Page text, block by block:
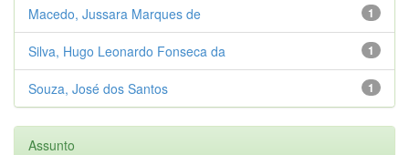
1
Macedo, Jussara Marques de
1
Silva, Hugo Leonardo Fonseca da
1
Souza, José dos Santos
Assunto